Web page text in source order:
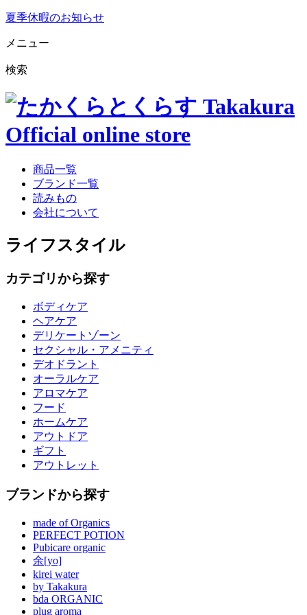
夏季休暇のお知らせ
メニュー
検索
商品一覧
ブランド一覧
読みもの
会社について
ライフスタイル
カテゴリから探す
ボディケア
ヘアケア
デリケートゾーン
セクシャル・アメニティ
デオドラント
オーラルケア
アロマケア
フード
ホームケア
アウトドア
ギフト
アウトレット
ブランドから探す
made of Organics
PERFECT POTION
Pubicare organic
余[yo]
kirei water
by Takakura
bda ORGANIC
plug aroma